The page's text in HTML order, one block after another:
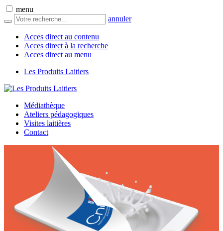
menu
annuler
Acces direct au contenu
Acces direct à la recherche
Acces direct au menu
Les Produits Laitiers
Médiathèque
Ateliers pédagogiques
Visites laitières
Contact